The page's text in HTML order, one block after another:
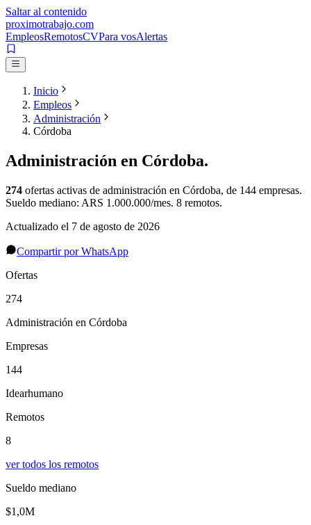
Saltar al contenido
proximotrabajo.com
EmpleosRemotosCVPara vosAlertas
Inicio
Empleos
Administración
Córdoba
Administración en Córdoba.
274 ofertas activas de administración en Córdoba, de 144 empresas.
Sueldo mediano: ARS 1.000.000/mes. 8 remotos.
Actualizado el 7 de agosto de 2026
Compartir por WhatsApp
Ofertas
274
Administración en Córdoba
Empresas
144
Idearhumano
Remotos
8
ver todos los remotos
Sueldo mediano
$1,0M